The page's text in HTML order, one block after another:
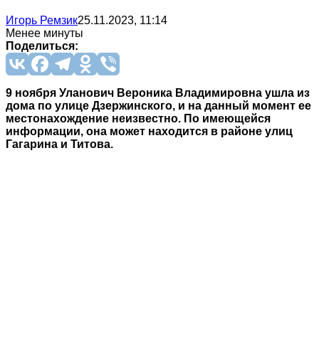
Игорь Ремзик25.11.2023, 11:14
Менее минуты
Поделиться:
9 ноября Уланович Вероника Владимировна ушла из
дома по улице Дзержинского, и на данный момент ее
местонахождение неизвестно. По имеющейся
информации, она может находится в районе улиц
Гагарина и Титова.